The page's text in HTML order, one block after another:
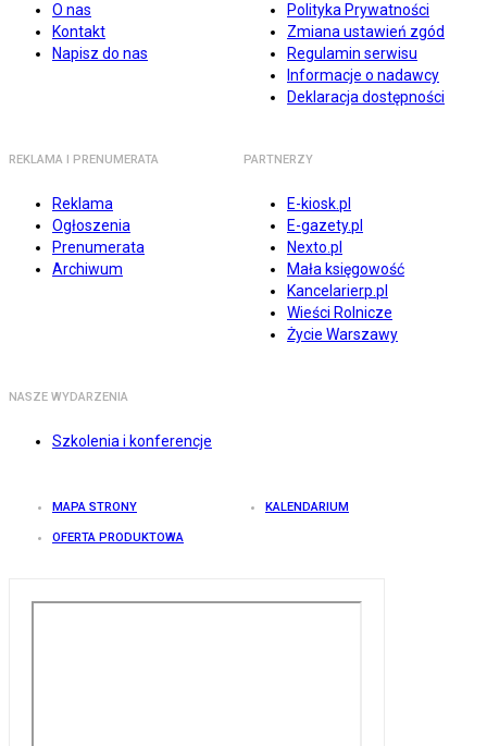
O nas
Kontakt
Napisz do nas
Polityka Prywatności
Zmiana ustawień zgód
Regulamin serwisu
Informacje o nadawcy
Deklaracja dostępności
REKLAMA I PRENUMERATA
Reklama
Ogłoszenia
Prenumerata
Archiwum
PARTNERZY
E-kiosk.pl
E-gazety.pl
Nexto.pl
Mała księgowość
Kancelarierp.pl
Wieści Rolnicze
Życie Warszawy
NASZE WYDARZENIA
Szkolenia i konferencje
MAPA STRONY KALENDARIUM
OFERTA PRODUKTOWA